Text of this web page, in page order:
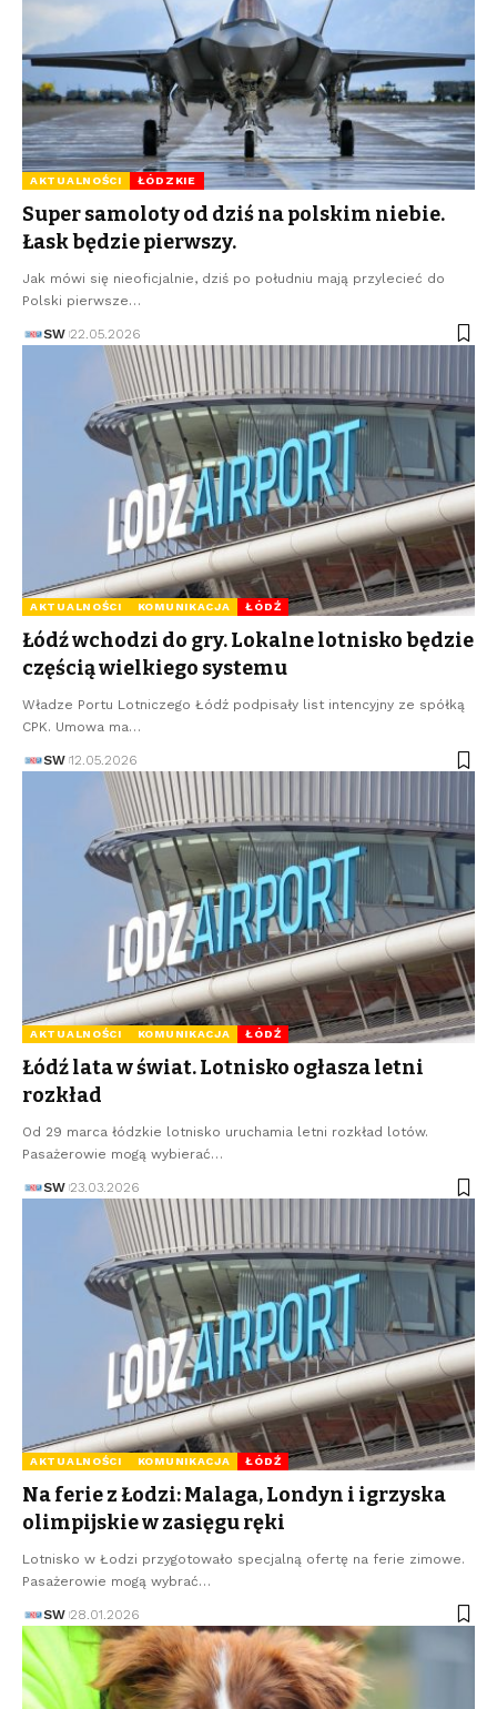
AKTUALNOŚCI ŁÓDZKIE
Super samoloty od dziś na polskim niebie.
Łask będzie pierwszy.
Jak mówi się nieoficjalnie, dziś po południu mają przylecieć do
Polski pierwsze…
SW 22.05.2026
AKTUALNOŚCI KOMUNIKACJA ŁÓDŹ
Łódź wchodzi do gry. Lokalne lotnisko będzie
częścią wielkiego systemu
Władze Portu Lotniczego Łódź podpisały list intencyjny ze spółką
CPK. Umowa ma…
SW 12.05.2026
AKTUALNOŚCI KOMUNIKACJA ŁÓDŹ
Łódź lata w świat. Lotnisko ogłasza letni
rozkład
Od 29 marca łódzkie lotnisko uruchamia letni rozkład lotów.
Pasażerowie mogą wybierać…
SW 23.03.2026
AKTUALNOŚCI KOMUNIKACJA ŁÓDŹ
Na ferie z Łodzi: Malaga, Londyn i igrzyska
olimpijskie w zasięgu ręki
Lotnisko w Łodzi przygotowało specjalną ofertę na ferie zimowe.
Pasażerowie mogą wybrać…
SW 28.01.2026